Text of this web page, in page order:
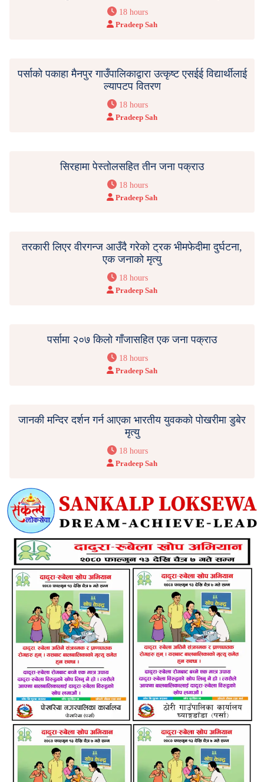
18 hours
Pradeep Sah
पर्साको पकाहा मैनपुर गाउँपालिकाद्वारा उत्कृष्ट एसईई विद्यार्थीलाई
ल्यापटप वितरण
18 hours
Pradeep Sah
सिरहामा पेस्तोलसहित तीन जना पक्राउ
18 hours
Pradeep Sah
तरकारी लिएर वीरगन्ज आउँदै गरेको ट्रक भीमफेदीमा दुर्घटना,
एक जनाको मृत्यु
18 hours
Pradeep Sah
पर्सामा २०७ किलो गाँजासहित एक जना पक्राउ
18 hours
Pradeep Sah
जानकी मन्दिर दर्शन गर्न आएका भारतीय युवकको पोखरीमा डुबेर
मृत्यु
18 hours
Pradeep Sah